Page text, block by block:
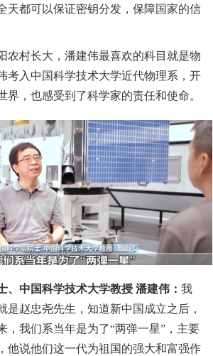
天都可以保证密钥分发，保障国家的信
农村长大，潘建伟最喜欢的科目就是物
考入中国科学技术大学近代物理系，开
界，也感受到了科学家的责任和使命。
、中国科学技术大学教授 潘建伟： 我
是赵忠尧先生，知道新中国成立之后，
，我们系当年是为了“两弹一星”，主要
他说他们这一代为祖国的强大和富强作